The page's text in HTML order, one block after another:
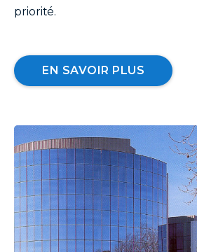
image
priorité.
EN SAVOIR PLUS